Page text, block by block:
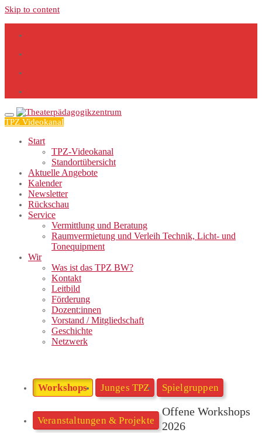
Skip to content
TPZ Videokanal
Start
TPZ-Videokanal
Standortübersicht
Aktuelle Angebote
Kalender
Newsletter
Rückschau
Service
Vermittlung und Beratung
Raumvermietung und Verleih Technik, Licht- und
Tonequipment
Wir
Was ist das TPZ BW?
Kontakt
Leitbild
Förderung
Dozent:innen
Vorstand / Mitgliedschaft
Geschichte
Netzwerk
Workshops Junges TPZ Spielgruppen
Veranstaltungen & Projekte
Offene Workshops
2026